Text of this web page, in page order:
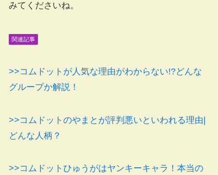
みてくださいね。
関連記事
>>コムドットが人気な理由がわからない!?どんな
グループか解説！
>>コムドットのやまとが評判悪いといわれる理由|
どんな人柄？
>>コムドットひゅうがはヤンキーキャラ！本当の